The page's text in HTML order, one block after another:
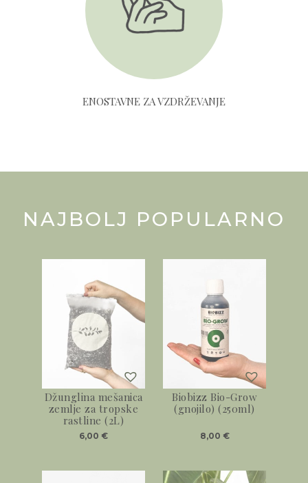
ENOSTAVNE ZA VZDRŽEVANJE
NAJBOLJ POPULARNO
Džunglina mešanica
zemlje za tropske
rastline (2L)
6,00 €
Biobizz Bio-Grow
(gnojilo) (250ml)
8,00 €